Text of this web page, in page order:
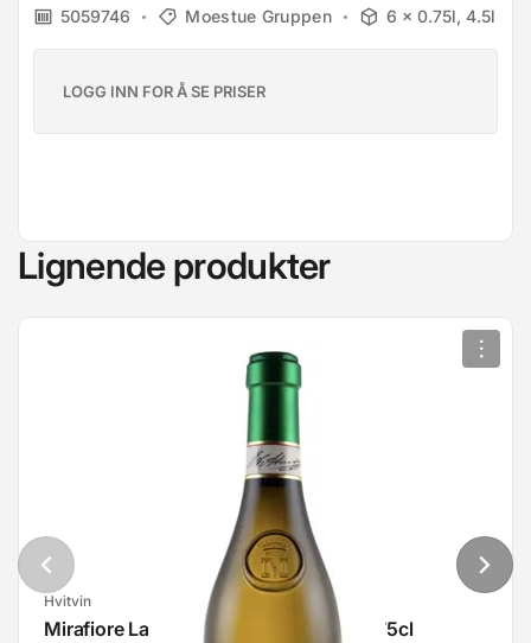
5059746 Moestue Gruppen 6 x 0.75l, 4.5l
LOGG INN FOR Å SE PRISER
Lignende produkter
Hvitvin
Mirafiore Langhe Nascetta 2021 13% 75cl